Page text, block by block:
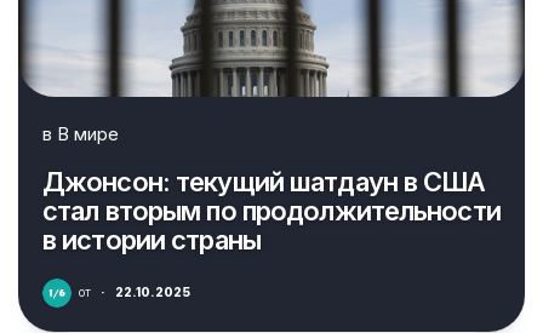
в В мире
Джонсон: текущий шатдаун в США
стал вторым по продолжительности
в истории страны
от · 22.10.2025